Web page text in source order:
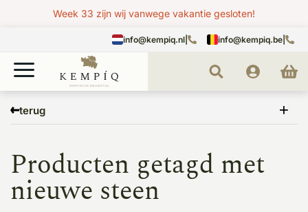
Week 33 zijn wij vanwege vakantie gesloten!
info@kempiq.nl info@kempiq.be
terug
nieuwe steen
Producten getagd met
nieuwe steen